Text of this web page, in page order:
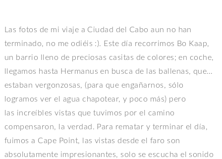
Las fotos de mi viaje a Ciudad del Cabo aun no han
terminado, no me odiéis :). Este día recorrimos Bo Kaap,
un barrio lleno de preciosas casitas de colores; en coche,
llegamos hasta Hermanus en busca de las ballenas, que…
estaban vergonzosas, (para que engañarnos, sólo
logramos ver el agua chapotear, y poco más) pero
las increíbles vistas que tuvimos por el camino
compensaron, la verdad. Para rematar y terminar el día,
fuimos a Cape Point, las vistas desde el faro son
absolutamente impresionantes, solo se escucha el sonido